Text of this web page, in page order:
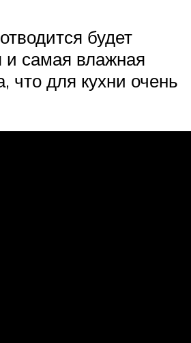
будет
и самая влажная
что для кухни очень